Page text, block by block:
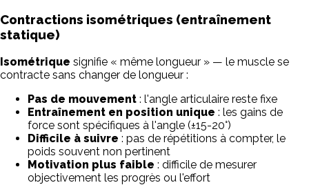
Contractions isométriques (entraînement
statique)
Isométrique signifie « même longueur » — le muscle se
contracte sans changer de longueur :
Pas de mouvement : l'angle articulaire reste fixe
Entraînement en position unique : les gains de
force sont spécifiques à l'angle (±15-20°)
Difficile à suivre : pas de répétitions à compter, le
poids souvent non pertinent
Motivation plus faible : difficile de mesurer
objectivement les progrès ou l'effort